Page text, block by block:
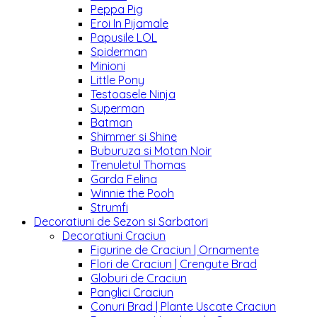
Peppa Pig
Eroi In Pijamale
Papusile LOL
Spiderman
Minioni
Little Pony
Testoasele Ninja
Superman
Batman
Shimmer si Shine
Buburuza si Motan Noir
Trenuletul Thomas
Garda Felina
Winnie the Pooh
Strumfi
Decoratiuni de Sezon si Sarbatori
Decoratiuni Craciun
Figurine de Craciun | Ornamente
Flori de Craciun | Crengute Brad
Globuri de Craciun
Panglici Craciun
Conuri Brad | Plante Uscate Craciun